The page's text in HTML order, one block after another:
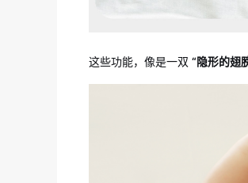
这些功能，像是一双 “隐形的翅